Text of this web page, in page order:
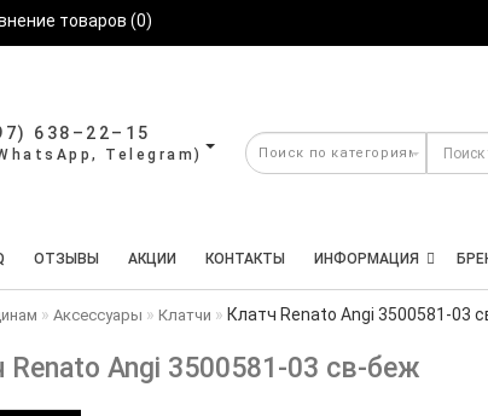
товаров (0)
638–22–15
ОТЗЫВЫ АКЦИИ КОНТАКТЫ ИНФОРМАЦИЯ
Аксессуары Клатчи Клатч Renato Angi 3500581-03
Renato Angi 3500581-03 св-беж